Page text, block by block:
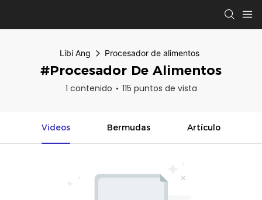
Libi Ang Procesador de alimentos
#Procesador De Alimentos
1 contenido 115 puntos de vista
Videos Bermudas Artículo